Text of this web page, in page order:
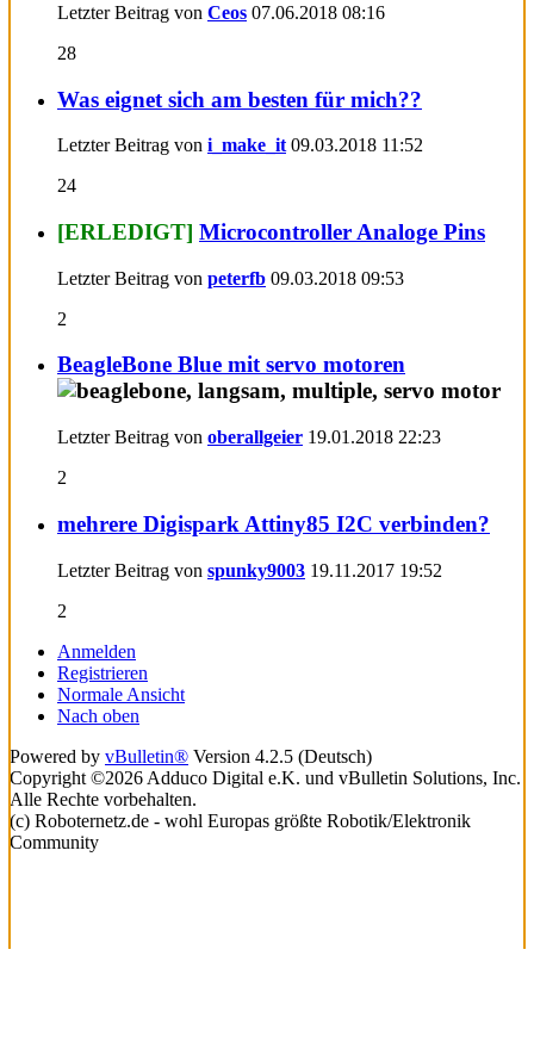
Letzter Beitrag von Ceos 07.06.2018 08:16
28
Was eignet sich am besten für mich??
Letzter Beitrag von i_make_it 09.03.2018 11:52
24
[ERLEDIGT] Microcontroller Analoge Pins
Letzter Beitrag von peterfb 09.03.2018 09:53
2
BeagleBone Blue mit servo motoren
Letzter Beitrag von oberallgeier 19.01.2018 22:23
2
mehrere Digispark Attiny85 I2C verbinden?
Letzter Beitrag von spunky9003 19.11.2017 19:52
2
Anmelden
Registrieren
Normale Ansicht
Nach oben
Powered by vBulletin® Version 4.2.5 (Deutsch)
Copyright ©2026 Adduco Digital e.K. und vBulletin Solutions, Inc.
Alle Rechte vorbehalten.
(c) Roboternetz.de - wohl Europas größte Robotik/Elektronik
Community